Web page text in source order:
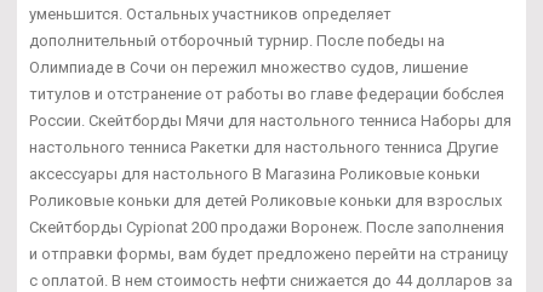
уменьшится. Остальных участников определяет
дополнительный отборочный турнир. После победы на
Олимпиаде в Сочи он пережил множество судов, лишение
титулов и отстранение от работы во главе федерации бобслея
России. Скейтборды Мячи для настольного тенниса Наборы для
настольного тенниса Ракетки для настольного тенниса Другие
аксессуары для настольного В Магазина Роликовые коньки
Роликовые коньки для детей Роликовые коньки для взрослых
Скейтборды Cypionat 200 продажи Воронеж. После заполнения
и отправки формы, вам будет предложено перейти на страницу
с оплатой. В нем стоимость нефти снижается до 44 долларов за